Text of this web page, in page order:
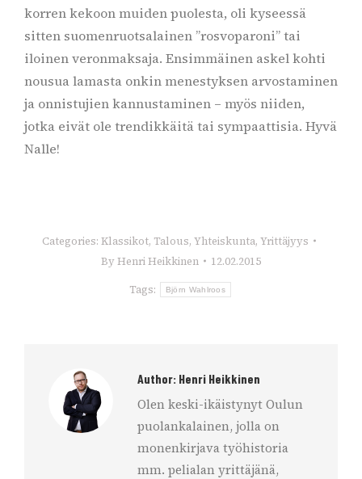
korren kekoon muiden puolesta, oli kyseessä
sitten suomenruotsalainen ”rosvoparoni” tai
iloinen veronmaksaja. Ensimmäinen askel kohti
nousua lamasta onkin menestyksen arvostaminen
ja onnistujien kannustaminen – myös niiden,
jotka eivät ole trendikkäitä tai sympaattisia. Hyvä
Nalle!
Categories: Klassikot, Talous, Yhteiskunta, Yrittäjyys
ByHenri Heikkinen 12.02.2015
Tags: Björn Wahlroos
Author: Henri Heikkinen
Olen keski-ikäistynyt Oulun
puolankalainen, jolla on
monenkirjava työhistoria
mm. pelialan yrittäjänä,